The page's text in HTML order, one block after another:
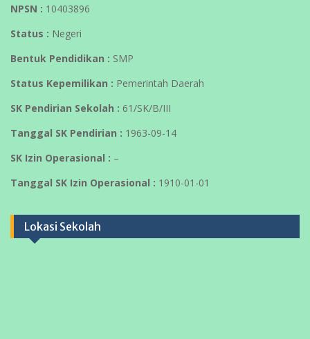
NPSN : 10403896
Status : Negeri
Bentuk Pendidikan : SMP
Status Kepemilikan : Pemerintah Daerah
SK Pendirian Sekolah : 61/SK/B/III
Tanggal SK Pendirian : 1963-09-14
SK Izin Operasional : –
Tanggal SK Izin Operasional : 1910-01-01
Lokasi Sekolah